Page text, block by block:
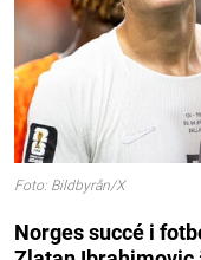
Foto: Bildbyrån/X
Norges succé i